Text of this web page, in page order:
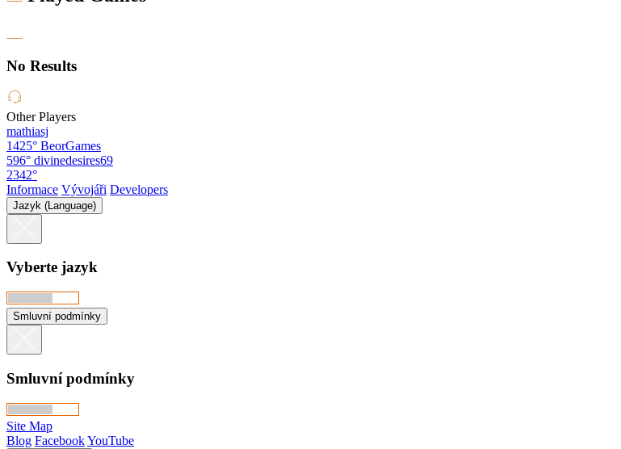
No Results
Other Players
mathiasj
1425° BeorGames
596° divinedesires69
2342°
Informace Vývojáři Developers
Jazyk (Language)
Vyberte jazyk
Smluvní podmínky
Smluvní podmínky
Site Map
Blog FacebookYouTube